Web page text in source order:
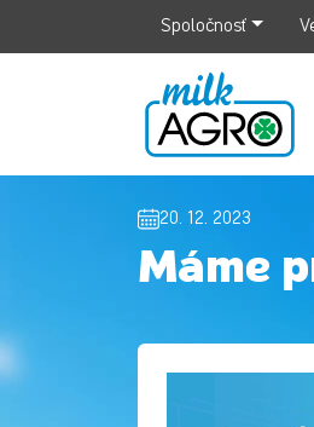
Spoločnosť
20. 12. 2023
Máme